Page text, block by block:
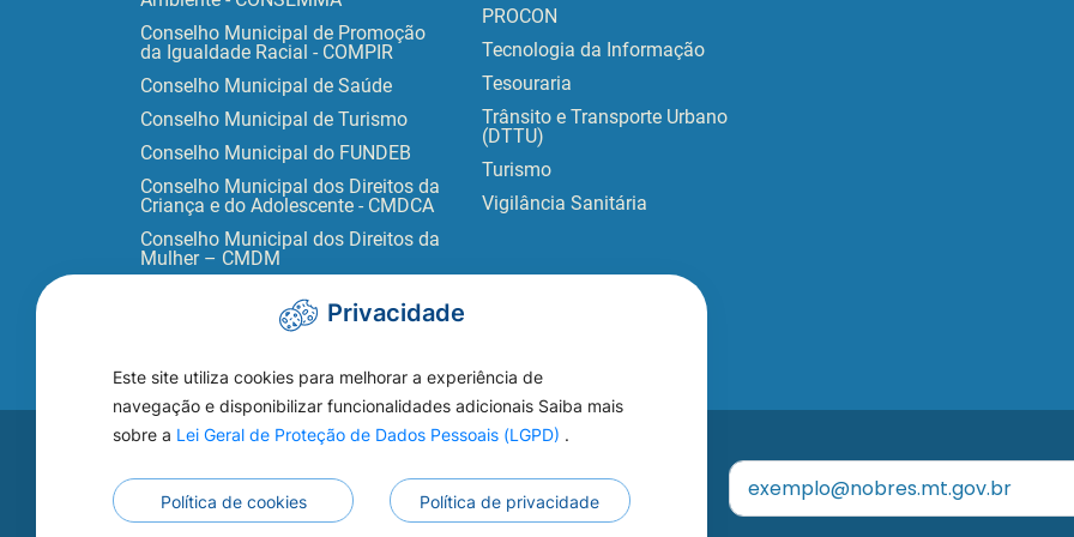
Conselho Municipal de Promoção
da Igualdade Racial - COMPIR
Conselho Municipal de Saúde
Conselho Municipal de Turismo
Conselho Municipal do FUNDEB
Conselho Municipal dos Direitos da
Criança e do Adolescente - CMDCA
Conselho Municipal dos Direitos da
Mulher – CMDM
PROCON
Tecnologia da Informação
Tesouraria
Trânsito e Transporte Urbano
(DTTU)
Turismo
Vigilância Sanitária
Acesse seu
WEBMAIL
Privacidade
Este site utiliza cookies para melhorar a experiência de
navegação e disponibilizar funcionalidades adicionais Saiba mais
sobre a Lei Geral de Proteção de Dados Pessoais (LGPD) .
Política de cookies Política de privacidade